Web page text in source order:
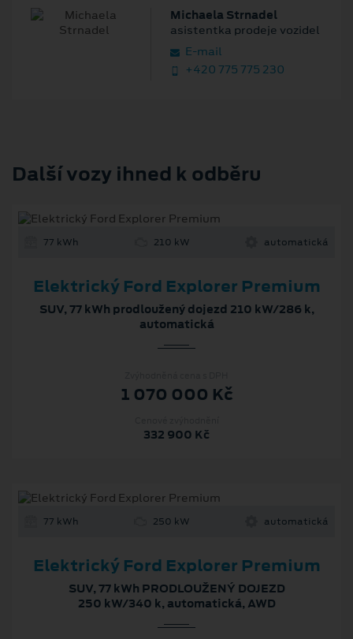
Michaela Strnadel
asistentka prodeje vozidel
E‑mail
+420 775 775 230
Další vozy ihned k odběru
77 kWh 210 kW automatická
Elektrický Ford Explorer Premium
SUV, 77 kWh prodloužený dojezd 210 kW/286 k,
automatická
1 070 000 Kč
332 900 Kč
77 kWh 250 kW automatická
Elektrický Ford Explorer Premium
SUV, 77 kWh PRODLOUŽENÝ DOJEZD
250 kW/340 k, automatická, AWD